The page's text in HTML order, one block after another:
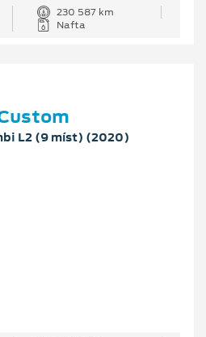
230 587 km
Nafta
L2 (9 míst) (2020)